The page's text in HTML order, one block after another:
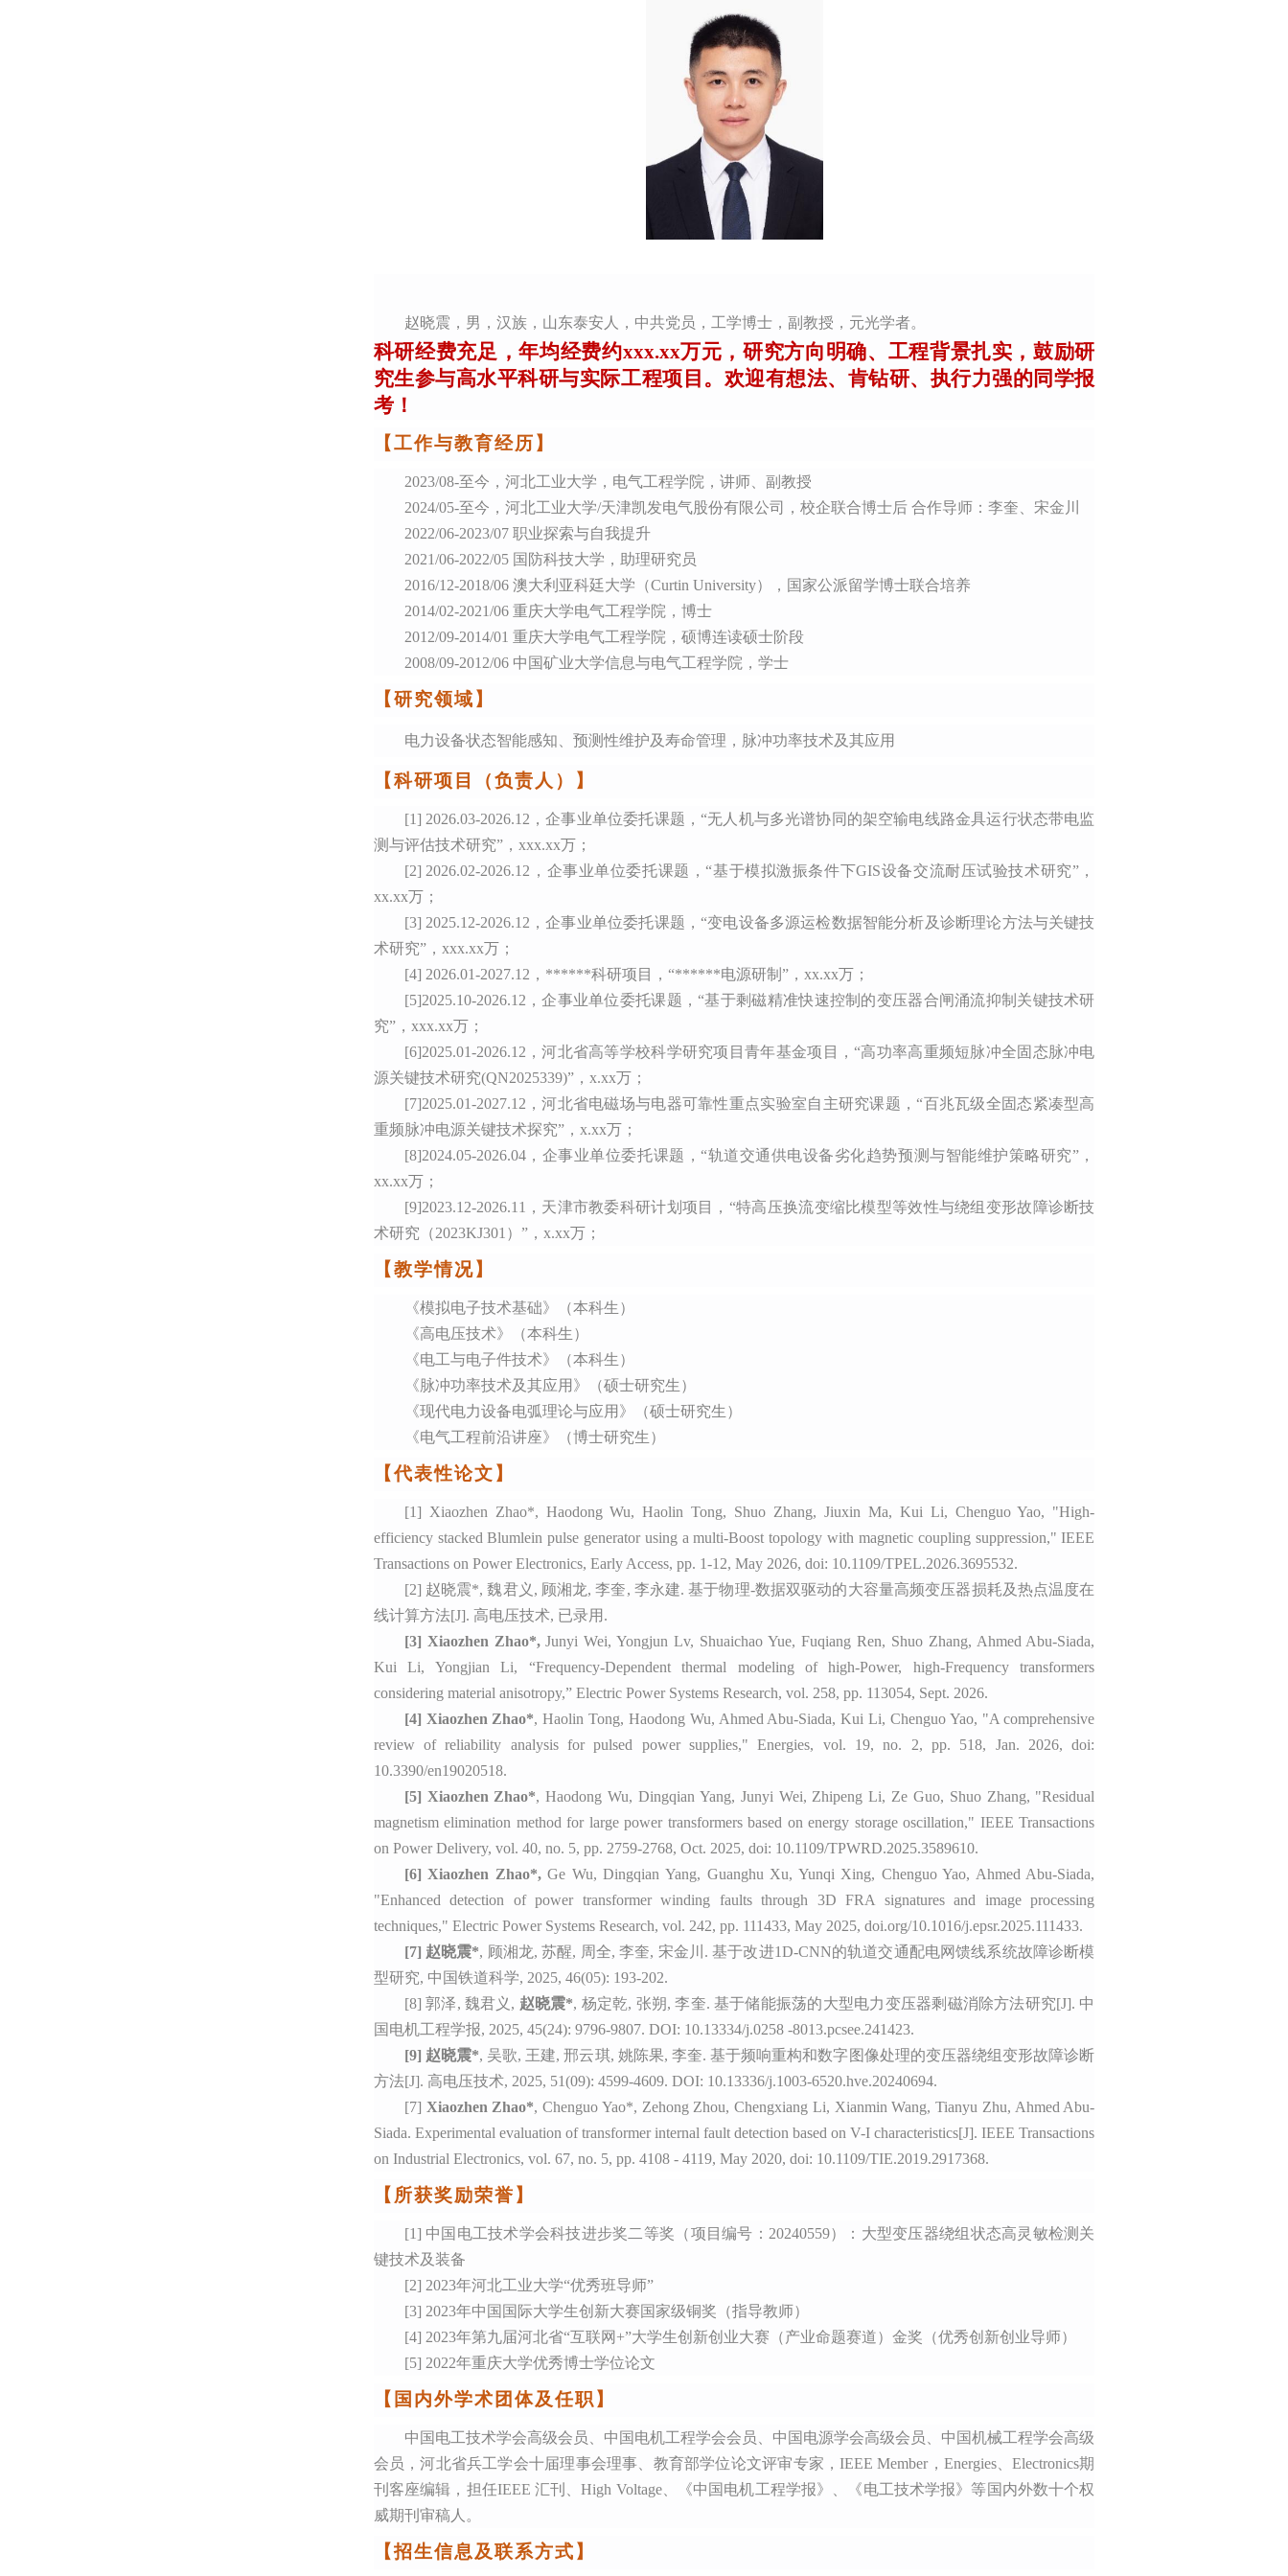
赵晓震 ， 男 ，汉族， 山东泰安人，中共党员 ，工学博士， 副教授 ， 元光学者。
科研经费充足，年均经费约xxx.xx万元，研究方向明确、工程背景扎实，鼓励研
究生参与高水平科研与实际工程项目。欢迎有想法、肯钻研、执行力强的同学报
考！
【工作与教育经历】
2023/08-至今，河北工业大学，电气工程学院， 讲师、副教授
2024/05-至今 ， 河北工业大学/天津凯发电气股份有限公司，校企联合博士后 合作导师：李奎、宋金川
2022/06-2023/07 职业探索与自我提升
2021/06-2022/05 国防科技大学，助理研究员
2016/12-2018/06 澳大利亚科廷大学 （Curtin University）
，国家公派留学博士联合培养
2014/02-2021/06 重庆大学电气工程学院，博士
2012/09-2014/01 重庆大学电气工程学院，硕博连读硕士阶段
2008/09-2012/06 中国矿业大学信息与电气工程学院，学士
【研究领域】
电力设备状态智能感知、预测性维护及寿命管理，脉冲功率技术及其应用
【科研项目（负责人）】
[1] 2026.03-2026.12，企事业单位委托课题，“无人机与多光谱协同的架空输电线路金具运行状态带电监
测与评估技术研究”，xxx.xx万；
[2] 2026.02-2026.12，企事业单位委托课题，“基于模拟激振条件下GIS设备交流耐压试验技术研究”，
xx.xx万；
[3] 2025.12-2026.12，企事业单位委托课题，“变电设备多源运检数据智能分析及诊断理论方法与关键技
术研究”，xxx.xx万；
[4] 2026.01-2027.12，******科研项目，“******电源研制”，xx.xx万；
[5]2025.10-2026.12，企事业单位委托课题，“基于剩磁精准快速控制的变压器合闸涌流抑制关键技术研
究”，xxx.xx万；
[6]2025.01-2026.12，河北省高等学校科学研究项目青年基金项目，“高功率高重频短脉冲全固态脉冲电
源关键技术研究(QN2025339)”，x.xx万；
[7]2025.01-2027.12，河北省电磁场与电器可靠性重点实验室自主研究课题，“百兆瓦级全固态紧凑型高
重频脉冲电源关键技术探究”，x.xx万；
[8]2024.05-2026.04，企事业单位委托课题，“轨道交通供电设备劣化趋势预测与智能维护策略研究”，
xx.xx万；
[9]2023.12-2026.11，天津市教委科研计划项目，“特高压换流变缩比模型等效性与绕组变形故障诊断技
术研究（2023KJ301）”，x.xx万；
【教学情况】
《模拟电子技术基础》（本科生）
《高电压技术》（本科生）
《电工与电子件技术》（本科生）
《脉冲功率技术及其应用》（硕士研究生）
《现代电力设备电弧理论与应用》（硕士研究生）
《电气工程前沿讲座》（博士研究生）
【代表性论文】
[1] Xiaozhen Zhao*, Haodong Wu, Haolin Tong, Shuo Zhang, Jiuxin Ma, Kui Li, Chenguo Yao, "High-
efficiency stacked Blumlein pulse generator using a multi-Boost topology with magnetic coupling suppression,"IEEE
Transactions on Power Electronics, Early Access, pp. 1-12, May 2026, doi: 10.1109/TPEL.2026.3695532.
[2] 赵晓震*, 魏君义, 顾湘龙, 李奎, 李永建. 基于物理-数据双驱动的大容量高频变压器损耗及热点温度在
线计算方法[J]. 高电压技术, 已录用.
[3] Xiaozhen Zhao*,Junyi Wei, Yongjun Lv, Shuaichao Yue, Fuqiang Ren, Shuo Zhang, Ahmed Abu-Siada,
Kui Li, Yongjian Li, “Frequency-Dependent thermal modeling of high-Power, high-Frequency transformers
considering material anisotropy,” Electric Power Systems Research, vol. 258, pp. 113054, Sept. 2026.
[4] Xiaozhen Zhao*, Haolin Tong, Haodong Wu, Ahmed Abu-Siada, Kui Li, Chenguo Yao, "A comprehensive
review of reliability analysis for pulsed power supplies,"Energies, vol. 19, no. 2, pp. 518, Jan. 2026, doi:
10.3390/en19020518.
[5] Xiaozhen Zhao*, Haodong Wu, Dingqian Yang, Junyi Wei, Zhipeng Li, Ze Guo, Shuo Zhang, "Residual
magnetism elimination method for large power transformers based on energy storage oscillation," IEEE Transactions
on Power Delivery, vol. 40, no. 5, pp. 2759-2768, Oct. 2025, doi: 10.1109/TPWRD.2025.3589610.
[6]Xiaozhen Zhao*,Ge Wu, Dingqian Yang, Guanghu Xu, Yunqi Xing, Chenguo Yao, Ahmed Abu-Siada,
"Enhanced detection of power transformer winding faults through 3D FRA signatures and image processing
techniques," Electric Power Systems Research, vol. 242, pp. 111433, May 2025, doi.org/10.1016/j.epsr.2025.111433.
[7] 赵晓震*, 顾湘龙, 苏醒, 周全, 李奎, 宋金川. 基于改进1D-CNN的轨道交通配电网馈线系统故障诊断模
型研究, 中国铁道科学, 2025, 46(05): 193-202.
[8]郭泽, 魏君义, 赵晓震*, 杨定乾, 张朔, 李奎. 基于储能振荡的大型电力变压器剩磁消除方法研究[J]. 中
国电机工程学报, 2025, 45(24): 9796-9807. DOI: 10.13334/j.0258 -8013.pcsee.241423.
[9] 赵晓震*, 吴歌, 王建, 邢云琪, 姚陈果, 李奎. 基于频响重构和数字图像处理的变压器绕组变形故障诊断
方法[J]. 高电压技术, 2025, 51(09): 4599-4609. DOI: 10.13336/j.1003-6520.hve.20240694.
[7] Xiaozhen Zhao*, Chenguo Yao*, Zehong Zhou, Chengxiang Li, Xianmin Wang, Tianyu Zhu, Ahmed Abu-
Siada. Experimental evaluation of transformer internal fault detection based on V-I characteristics[J].IEEE Transactions
on Industrial Electronics, vol. 67, no. 5, pp. 4108 - 4119, May 2020, doi: 10.1109/TIE.2019.2917368.
【所获奖励荣誉】
[1] 中国电工技术学会科技进步奖二等奖（项目编号： 20240559）：大型变压器绕组状态高灵敏检测关
键技术及装备
[2] 2023年河北工业大学“优秀班导师”
[3] 2023年中国国际大学生创新大赛国家级铜奖（指导教师）
[4] 2023年第九届河北省“互联网+”大学生创新创业大赛（产业命题赛道）金奖（优秀创新创业导师）
[5] 2022年重庆大学优秀博士学位论文
【国内外学术团体及任职】
中国电工技术学会高级会员、中国电机工程学会会员
中国电源学会高级会员、中国机械工程学会高级
会员 ，河北省兵工学会十届理事会理事 、教育部学位论文评审专家 ，IEEE Member，Energies、Electronics期
刊客座编辑， 担任IEEE汇刊、High Voltage、 《中国电机工程学报》、《电工技术学报》 等国内外数十个权
威期刊 审稿人。
【招生信息及联系方式】